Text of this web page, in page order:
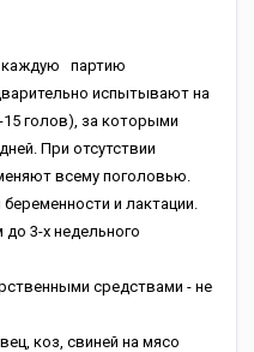
каждую партию
испытывают на
голов), за которыми
При отсутствии
всему поголовью.
и лактации.
3-х недельного
средствами - не
коз, свиней на мясо